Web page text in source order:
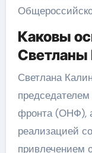
Каковы
Светланы
Светлана
фронта (ОНФ),
реализацией
привлечением